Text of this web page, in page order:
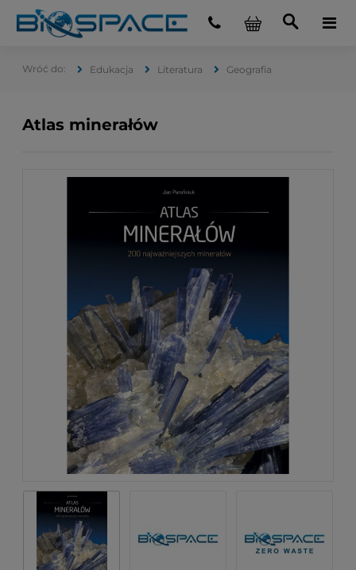
Edukacja Literatura Geografia
Atlas minerałów